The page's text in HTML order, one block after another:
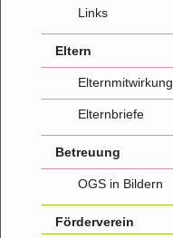
Links
Eltern
Elternmitwirkung
Elternbriefe
Betreuung
OGS in Bildern
Förderverein